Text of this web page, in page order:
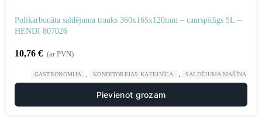
Polikarbonāta saldējuma trauks 360x165x120mm – caurspīdīgs 5L –
HENDI 807026
10,76 € (ar PVN)
GASTRONOMIJA KONDITOREJAS KAFEJNĪCA SALDĒJUMA MAŠĪNAS
Pievienot grozam